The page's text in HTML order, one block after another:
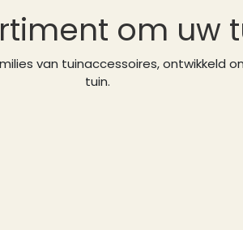
om uw
van tuinaccessoires, ontwikkeld
tuin.